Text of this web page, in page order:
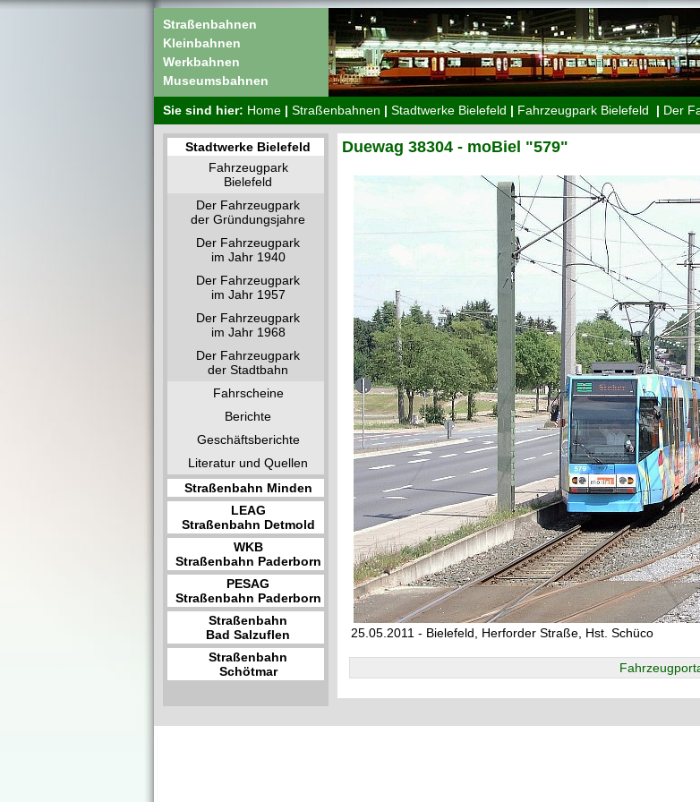
Straßenbahnen
Kleinbahnen
Werkbahnen
Museumsbahnen
Sie sind hier: Home | Straßenbahnen | Stadtwerke Bielefeld | Fahrzeugpark Bielefeld | Der
Stadtwerke Bielefeld
Fahrzeugpark
Bielefeld
Der Fahrzeugpark
der Gründungsjahre
Der Fahrzeugpark
im Jahr 1940
Der Fahrzeugpark
im Jahr 1957
Der Fahrzeugpark
im Jahr 1968
Der Fahrzeugpark
der Stadtbahn
Fahrscheine
Berichte
Geschäftsberichte
Literatur und Quellen
Straßenbahn Minden
LEAG
Straßenbahn Detmold
WKB
Straßenbahn Paderborn
PESAG
Straßenbahn Paderborn
Straßenbahn
Bad Salzuflen
Straßenbahn
Schötmar
Duewag 38304 - moBiel "579"
25.05.2011 - Bielefeld, Herforder Straße, Hst. Schüco